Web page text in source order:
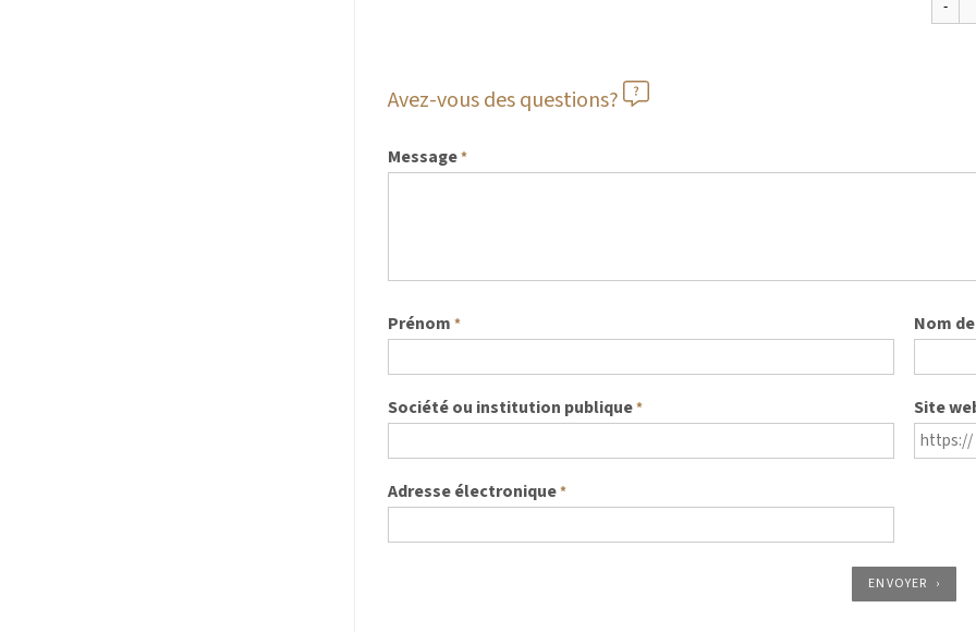
Avez-vous des questions?
Message*
Prénom * Nom
Société ou institution publique* Site
Adresse électronique*
ENVOYER